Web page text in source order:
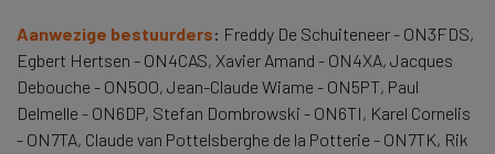
Aanwezige bestuurders: Freddy De Schuiteneer - ON3FDS,
Egbert Hertsen - ON4CAS, Xavier Amand - ON4XA, Jacques
Debouche - ON5OO, Jean-Claude Wiame - ON5PT, Paul
Delmelle - ON6DP, Stefan Dombrowski - ON6TI, Karel Cornelis
- ON7TA, Claude van Pottelsberghe de la Potterie - ON7TK, Rik